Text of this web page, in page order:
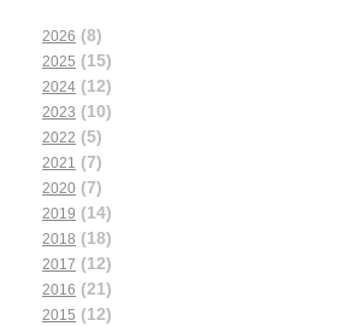
2026 (8)
2025 (15)
2024 (12)
2023 (10)
2022 (5)
2021 (7)
2020 (7)
2019 (14)
2018 (18)
2017 (12)
2016 (21)
2015 (12)